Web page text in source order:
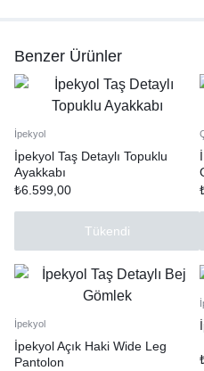
Benzer Ürünler
İpekyol
İpekyol Taş Detaylı Topuklu
Ayakkabı
₺6.599,00
Tükendi
İpekyol
İpekyol Açık Haki Wide Leg
Pantolon